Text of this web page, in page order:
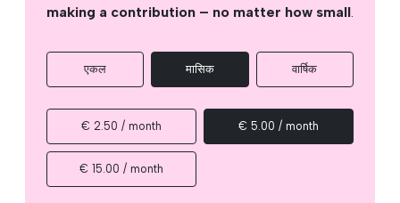
making a contribution – no matter how small.
एकल मासिक वार्षिक
€ 2.50 / month € 5.00 / month
€ 15.00 / month